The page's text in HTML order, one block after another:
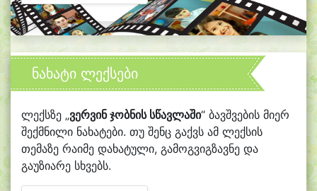
ნახატი ლექსები
ლექსზე „ვერვინ ჯობნის სწავლაში“ ბავშვების მიერ
შექმნილი ნახატები. თუ შენც გაქვს ამ ლექსის
თემაზე რაიმე დახატული, გამოგვიგზავნე და
გაუზიარე სხვებს.